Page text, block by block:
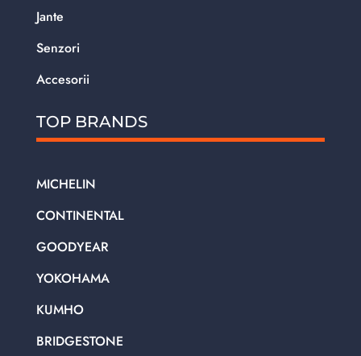
Jante
Senzori
Accesorii
TOP BRANDS
MICHELIN
CONTINENTAL
GOODYEAR
YOKOHAMA
KUMHO
BRIDGESTONE